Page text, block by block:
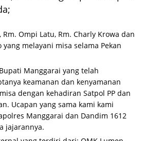
Rm. Ompi Latu, Rm. Charly Krowa dan
yang melayani misa selama Pekan
Manggarai yang telah
keamanan dan kenyamanan
dengan kehadiran Satpol PP dan
Ucapan yang sama kami kami
Manggarai dan Dandim 1612
jajarannya.